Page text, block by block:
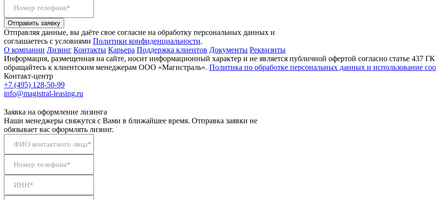
Номер телефона*
Отправить заявку
Отправляя данные, вы даёте свое согласие на обработку персональных данных и
соглашаетесь с условиями Политики конфиденциальности.
О компании Лизинг Контакты Карьера Поддержка клиентов Документы Реквизиты
Информация, размещенная на сайте, носит информационный характер и не является публичной офертой согласно статье
обращайтесь к клиентским менеджерам ООО «Магистраль». Политика по обработке персональных данных и использование
Контакт-центр
+7 (495) 128-50-99
info@magistral-leasing.ru
Заявка на оформление лизинга
Наши менеджеры свяжутся с Вами в ближайшее время. Отправка заявки не
обязывает вас оформлять лизинг.
ФИО контактного лица*
Номер телефона*
ИНН*